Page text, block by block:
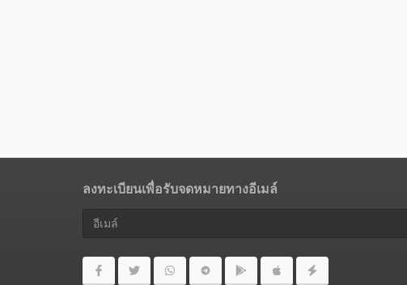
ลงทะเบียนเพื่อรับจดหมายทางอีเมล์